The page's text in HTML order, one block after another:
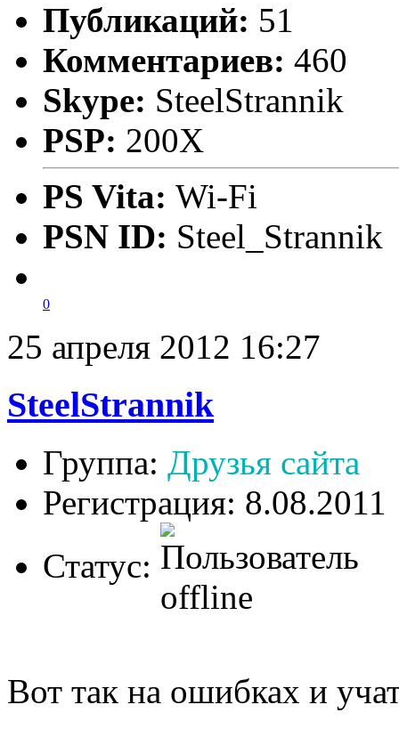
Публикаций: 51
Комментариев: 460
Skype: SteelStrannik
PSP: 200X
PS Vita: Wi-Fi
PSN ID: Steel_Strannik
0
25 апреля 2012 16:27
SteelStrannik
Группа: Друзья сайта
Регистрация: 8.08.2011
Статус:
Вот так на ошибках и